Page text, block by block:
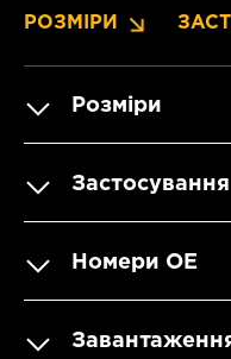
РОЗМІРИ
Розміри
Застосування
Номери OE